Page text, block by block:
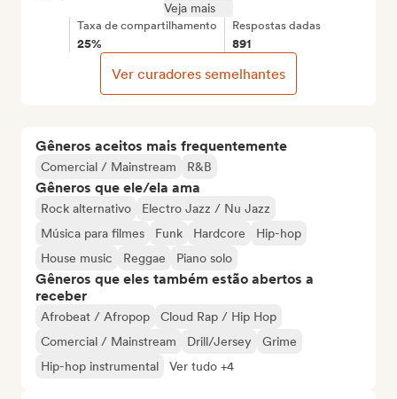
Gêneros aceitos mais frequentemente
Comercial / Mainstream R&B
Gêneros que ele/ela ama
Rock alternativo
Electro Jazz / Nu Jazz
Música para filmes
Funk Hardcore
Hip-hop
House music
Reggae Piano solo
Gêneros que eles também estão abertos a
receber
Afrobeat / Afropop
Cloud Rap / Hip Hop
Comercial / Mainstream
Drill/Jersey
Grime
Hip-hop instrumental
Ver tudo +4
Veja mais
Taxa de compartilhamento
25%
Respostas dadas
891
Ver curadores semelhantes